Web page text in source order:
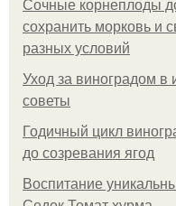
Сочные корнеплоды
сохранить морковь и
разных условий
Уход за виноградом
советы
Годичный цикл
до созревания ягод
Воспитание